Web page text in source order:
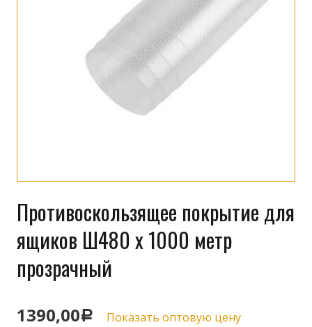
Противоскользящее покрытие для
ящиков Ш480 х 1000 метр
прозрачный
1390,00Р Показать оптовую цену